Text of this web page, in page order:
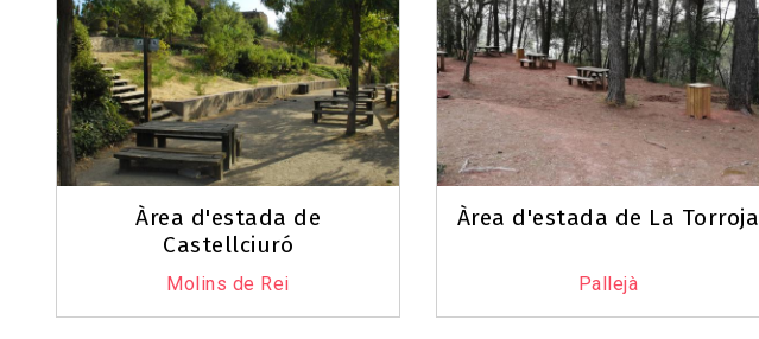
3
Àrea d'estada de
Castellciuró
Molins de Rei
Àrea d'estada de La Torroja
Pallejà